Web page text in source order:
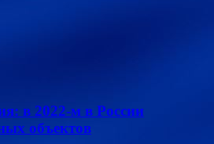
в 2022-м в России
объектов